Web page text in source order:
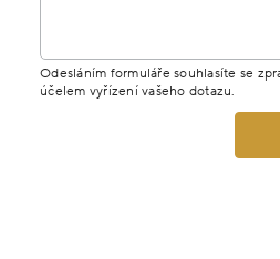
Odesláním formuláře souhlasíte se
účelem vyřízení vašeho dotazu.